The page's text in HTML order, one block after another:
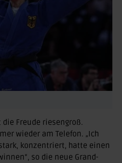
Freude riesengroß.
wieder am Telefon. „Ich
konzentriert, hatte einen
so die neue Grand-